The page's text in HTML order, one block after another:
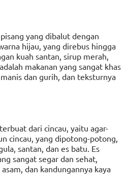
yang dibalut dengan
hijau, yang direbus hingga
kuah santan, sirup merah,
makanan yang sangat khas
dan gurih, dan teksturnya
dari cincau, yaitu agar-
cincau, yang dipotong-potong,
santan, dan es batu. Es
sangat segar dan sehat,
dan kandungannya kaya